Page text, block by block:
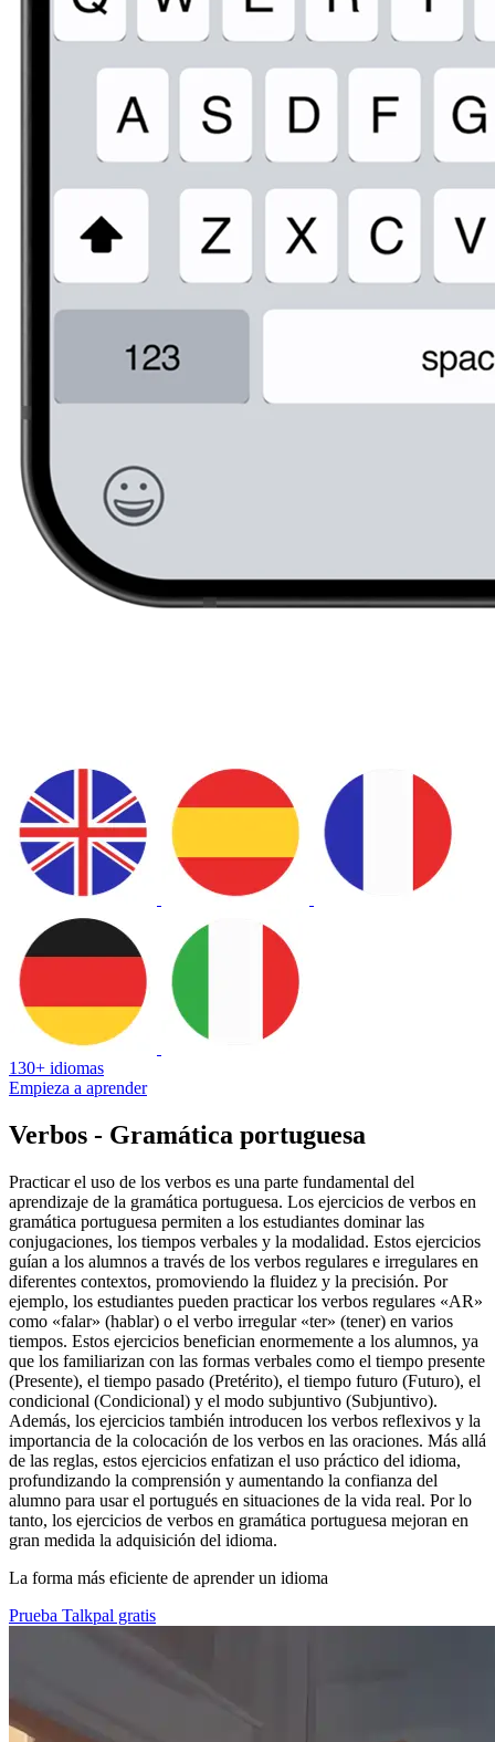
130+ idiomas
Empieza a aprender
Verbos - Gramática portuguesa
Practicar el uso de los verbos es una parte fundamental del
aprendizaje de la gramática portuguesa. Los ejercicios de verbos en
gramática portuguesa permiten a los estudiantes dominar las
conjugaciones, los tiempos verbales y la modalidad. Estos ejercicios
guían a los alumnos a través de los verbos regulares e irregulares en
diferentes contextos, promoviendo la fluidez y la precisión. Por
ejemplo, los estudiantes pueden practicar los verbos regulares «AR»
como «falar» (hablar) o el verbo irregular «ter» (tener) en varios
tiempos. Estos ejercicios benefician enormemente a los alumnos, ya
que los familiarizan con las formas verbales como el tiempo presente
(Presente), el tiempo pasado (Pretérito), el tiempo futuro (Futuro), el
condicional (Condicional) y el modo subjuntivo (Subjuntivo).
Además, los ejercicios también introducen los verbos reflexivos y la
importancia de la colocación de los verbos en las oraciones. Más allá
de las reglas, estos ejercicios enfatizan el uso práctico del idioma,
profundizando la comprensión y aumentando la confianza del
alumno para usar el portugués en situaciones de la vida real. Por lo
tanto, los ejercicios de verbos en gramática portuguesa mejoran en
gran medida la adquisición del idioma.
La forma más eficiente de aprender un idioma
Prueba Talkpal gratis